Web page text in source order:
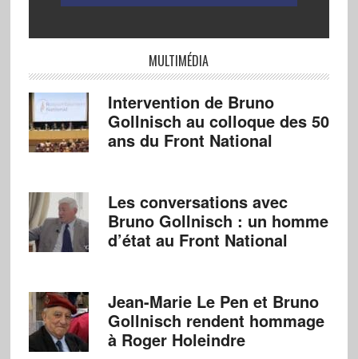
MULTIMÉDIA
Intervention de Bruno
Gollnisch au colloque des 50
ans du Front National
Les conversations avec
Bruno Gollnisch : un homme
d’état au Front National
Jean-Marie Le Pen et Bruno
Gollnisch rendent hommage
à Roger Holeindre